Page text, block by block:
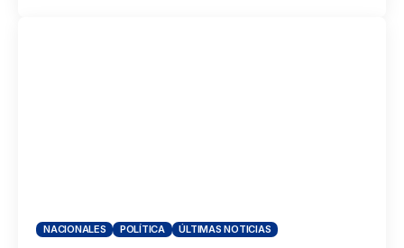
NACIONALES POLÍTICA ÚLTIMAS NOTICIAS